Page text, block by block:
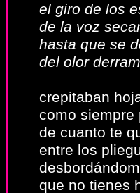
el giro de los
de la voz
hasta que se
del olor
crepitaban
como siempre
de cuanto te
entre los
que no tienes